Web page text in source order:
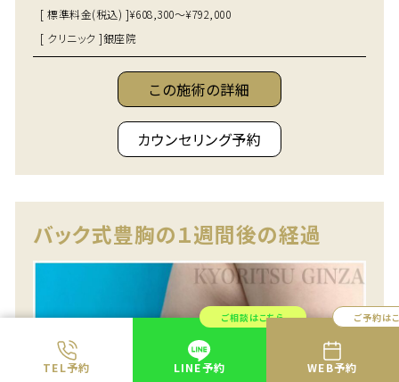
TEL予約
ご相談はこちら
LINE予約
ご予約は
WEB予約
[ 標準料金(税込) ]¥608,300～¥792,000
[ クリニック ]銀座院
この施術の詳細
カウンセリング予約
バック式豊胸の１週間後の経過